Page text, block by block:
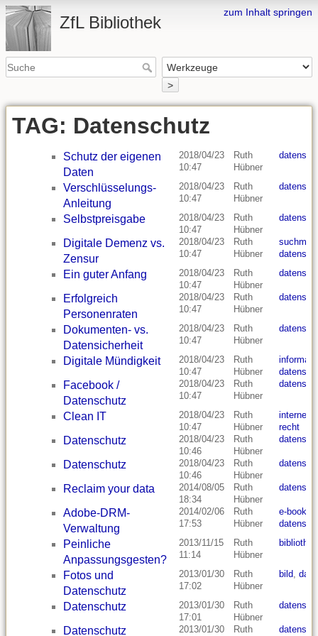
zum Inhalt springen
ZfL Bibliothek
>
TAG: Datenschutz
Schutz der eigenen
Daten
2018/04/23
10:47
Ruth
Hübner
Verschlüsselungs-
Anleitung
2018/04/23
10:47
Ruth
Hübner
Selbstpreisgabe
2018/04/23
10:47
Ruth
Hübner
Digitale Demenz vs.
Zensur
2018/04/23
10:47
Ruth
Hübner
Ein guter Anfang
2018/04/23
10:47
Ruth
Hübner
Erfolgreich
Personenraten
2018/04/23
10:47
Ruth
Hübner
Dokumenten- vs.
Datensicherheit
2018/04/23
10:47
Ruth
Hübner
Digitale Mündigkeit
2018/04/23
10:47
Ruth
Hübner
Facebook /
Datenschutz
2018/04/23
10:47
Ruth
Hübner
Clean IT
2018/04/23
10:47
Ruth
Hübner
internet
recht
Datenschutz
2018/04/23
10:46
Ruth
Hübner
Datenschutz
2018/04/23
10:46
Ruth
Hübner
Reclaim your data
2014/08/05
18:34
Ruth
Hübner
Adobe-DRM-
Verwaltung
2014/02/06
17:53
Ruth
Hübner
e-book
Peinliche
Anpassungsgesten?
2013/11/15
11:14
Ruth
Hübner
bibliothek
Fotos und
Datenschutz
2013/01/30
17:02
Ruth
Hübner
bild,
Datenschutz
2013/01/30
17:01
Ruth
Hübner
Datenschutz 2013/01/30 Ruth